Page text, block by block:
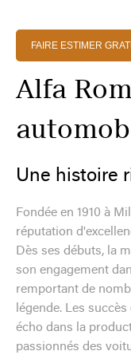
FAIRE ESTIMER
Alfa
Une histoire
Fondée en 1910 à
réputation
Dès ses débuts, la
son engagement
remportant de
légende. Les
écho dans la
passionnés des